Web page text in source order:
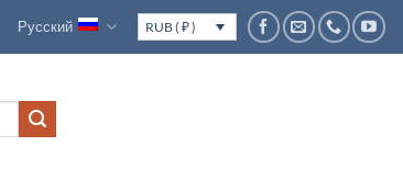
Русский RUB ( ₽ )